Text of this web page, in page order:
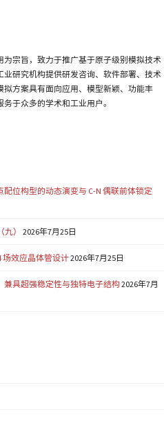
宗旨，致力于推广基于原子级别模拟技术
研究机构提供研发咨询、软件部署、技术
方案具有面向应用、模型新颖、功能丰
于众多的学术和工业用户。
位构型的动态演变与 C-N 偶联前体锁定
） 2026年7月25日
场效应晶体管设计2026年7月25日
兼具超强稳定性与独特电子结构2026年7月